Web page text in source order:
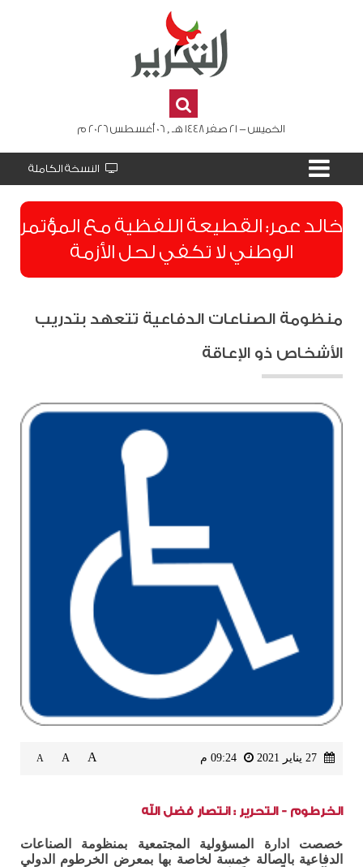
الخميس - 21 صفر 1448 هـ , 06 أغسطس 2026 م
النسخة الكاملة
​خالد عمر: القطيعة اللفظية مع المؤتمر
الوطني لا تكفي لحل الأزمة
منظومة الصناعات الدفاعية تتعهد بتدريب
الأشخاص ذو الإعاقة
A
A
A
الخرطوم - التحرير : انتصار فضل الله
خصصت ادارة المسؤولية المجتمعية بمنظومة الصناعات
الدفاعية بالصالة خمسة لخاصة بها بمعرض الخرطوم الدولي